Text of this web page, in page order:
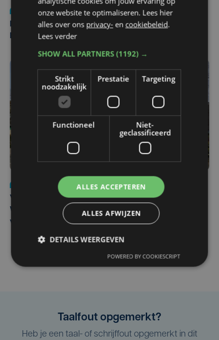
Nieuws
di 4 augustus | 09:32
Man en vrouw dood aangetroffen in woning in Sint-
Pieters Brugge
wo 5 augustus | 11:57
Vier Oostendse gynaecologen versterken dienst in AZ
West, dat ook een nieuwe voltijdse gynaecoloog
verwelkomt
Taalfout opgemerkt?
Heb je een taal- of schrijffout opgemerkt in dit
onze website te optimaliseren. Lees hier
alles over ons privacy- en cookiebeleid.
Lees verder
SHOW ALL PARTNERS(1192) →
Strikt
noodzakelijk
Prestatie Targeting
Functioneel
Niet-
geclassificeerd
ALLES ACCEPTEREN
ALLES AFWIJZEN
DETAILS WEERGEVEN
POWERED BY COOKIESCRIPT